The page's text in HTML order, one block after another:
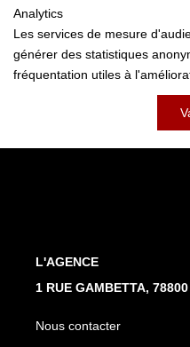
Nos
Analytics
Les services de mesure
générer des statistiques
fréquentation utiles à
L'AGENCE
1 RUE GAMBETTA,
Nous contacter